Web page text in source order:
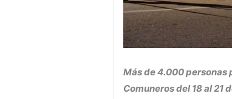
Más de 4.000
Comuneros del 18 al 21